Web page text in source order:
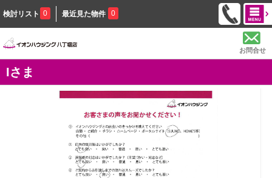
検討リスト 0 最近見た物件 0
お問合せ
Iさま